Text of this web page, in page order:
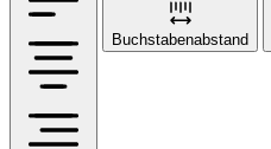
Buchstabenabstand